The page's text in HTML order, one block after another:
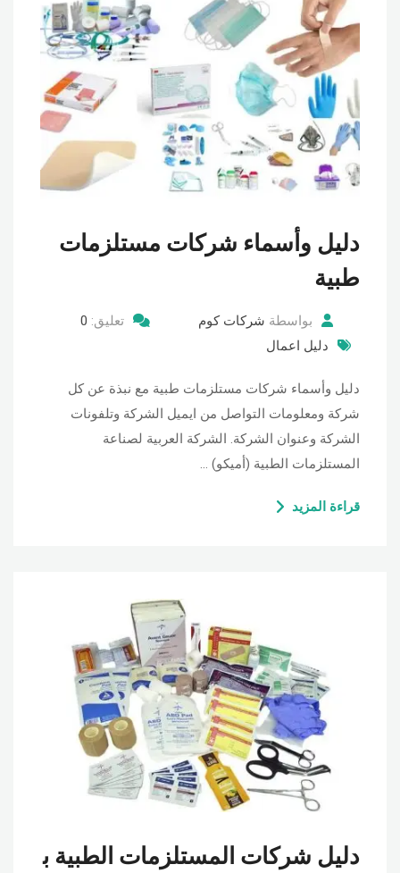
دليل وأسماء شركات مستلزمات
طبية
بواسطة شركات كوم تعليق: 0
دليل اعمال
دليل وأسماء شركات مستلزمات طبية مع نبذة عن كل
شركة ومعلومات التواصل من ايميل الشركة وتلفونات
الشركة وعنوان الشركة. الشركة العربية لصناعة
المستلزمات الطبية (أميكو) …
قراءة المزيد
دليل شركات المستلزمات الطبية ب